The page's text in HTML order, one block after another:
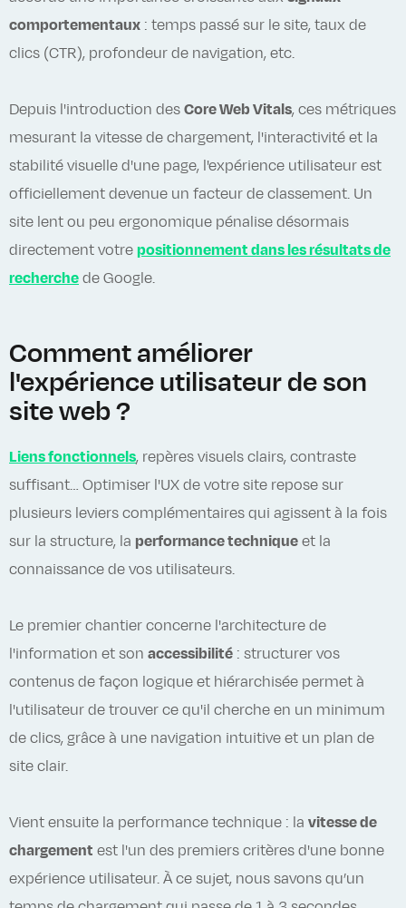
comportementaux : temps passé sur le site, taux de
clics (CTR), profondeur de navigation, etc.
Depuis l'introduction des Core Web Vitals, ces métriques
mesurant la vitesse de chargement, l'interactivité et la
stabilité visuelle d'une page, l'expérience utilisateur est
officiellement devenue un facteur de classement. Un
site lent ou peu ergonomique pénalise désormais
directement votre positionnement dans les résultats de
recherche de Google.
Comment améliorer
l'expérience utilisateur de son
site web ?
Liens fonctionnels, repères visuels clairs, contraste
suffisant… Optimiser l'UX de votre site repose sur
plusieurs leviers complémentaires qui agissent à la fois
sur la structure, la performance technique et la
connaissance de vos utilisateurs.
Le premier chantier concerne l'architecture de
l'information et son accessibilité : structurer vos
contenus de façon logique et hiérarchisée permet à
l'utilisateur de trouver ce qu'il cherche en un minimum
de clics, grâce à une navigation intuitive et un plan de
site clair.
Vient ensuite la performance technique : la vitesse de
chargement est l'un des premiers critères d'une bonne
expérience utilisateur. À ce sujet, nous savons qu’un